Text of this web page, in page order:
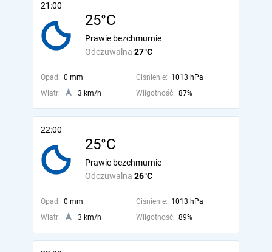
21:00
25°C
Odczuwalna 27°C
Prawie bezchmurnie
Opad: 0 mm Ciśnienie: 1013 hPa
Wiatr:
3 km/h Wilgotność: 87%
22:00
25°C
Odczuwalna 26°C
Prawie bezchmurnie
Opad: 0 mm Ciśnienie: 1013 hPa
Wiatr:
3 km/h Wilgotność: 89%